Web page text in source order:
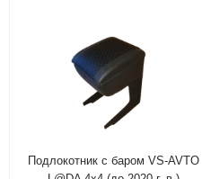
Подлокотник с баром VS-AVTO